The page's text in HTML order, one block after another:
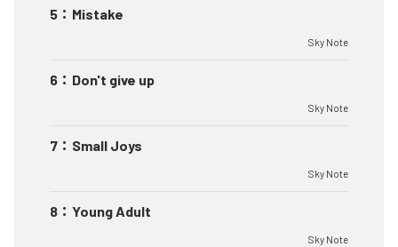
5 ： Mistake
Sky Note
6 ： Don't give up
Sky Note
7 ： Small Joys
Sky Note
8 ： Young Adult
Sky Note